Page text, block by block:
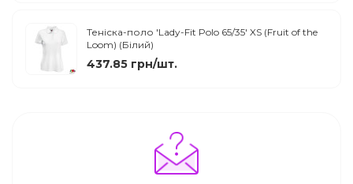
Теніска-поло 'Lady-Fit Polo 65/35' XS (Fruit of the
Loom) (Білий)
437.85 грн/шт.